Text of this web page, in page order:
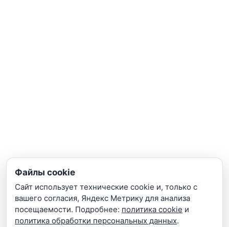
Поставщикам
Презентации
Почта: info@teta-lab.ru
Политика конфиденциальности
Политика файлов
Cookie
Файлы cookie
Сайт использует технические cookie и, только с
вашего согласия, Яндекс Метрику для анализа
посещаемости. Подробнее: политика cookie и
политика обработки персональных данных.